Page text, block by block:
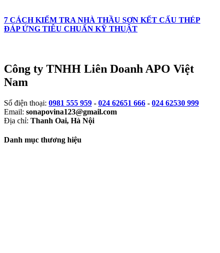
7 CÁCH KIỂM TRA NHÀ THẦU SƠN KẾT CẤU THÉP
ĐÁP ỨNG TIÊU CHUẨN KỸ THUẬT
Công ty TNHH Liên Doanh APO Việt
Nam
Số điện thoại: 0981 555 959 - 024 62651 666 - 024 62530 999
Email: sonapovina123@gmail.com
Địa chỉ: Thanh Oai, Hà Nội
Danh mục thương hiệu